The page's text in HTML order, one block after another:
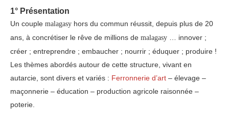
1° Présentation
Un couple malagasy hors du commun réussit, depuis plus de 20
ans, à concrétiser le rêve de millions de malagasy … innover ;
créer ; entreprendre ; embaucher ; nourrir ; éduquer ; produire !
Les thèmes abordés autour de cette structure, vivant en
autarcie, sont divers et variés : Ferronnerie d’art – élevage –
maçonnerie – éducation – production agricole raisonnée –
poterie.